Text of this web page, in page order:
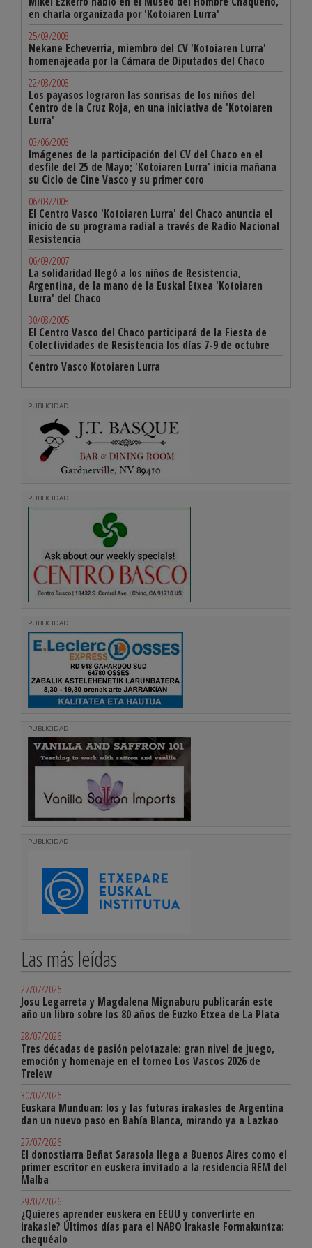
en charla organizada por 'Kotoiaren Lurra'
25/09/2008
Nekane Echeverria, miembro del CV 'Kotoiaren Lurra'
homenajeada por la Cámara de Diputados del Chaco
22/08/2008
Los payasos lograron las sonrisas de los niños del
Centro de la Cruz Roja, en una iniciativa de 'Kotoiaren
Lurra'
03/06/2008
Imágenes de la participación del CV del Chaco en el
desfile del 25 de Mayo; 'Kotoiaren Lurra' inicia mañana
su Ciclo de Cine Vasco y su primer coro
06/03/2008
El Centro Vasco 'Kotoiaren Lurra' del Chaco anuncia el
inicio de su programa radial a través de Radio Nacional
Resistencia
06/09/2007
La solidaridad llegó a los niños de Resistencia,
Argentina, de la mano de la Euskal Etxea 'Kotoiaren
Lurra' del Chaco
30/08/2005
El Centro Vasco del Chaco participará de la Fiesta de
Colectividades de Resistencia los días 7-9 de octubre
Centro Vasco Kotoiaren Lurra
PUBLICIDAD
PUBLICIDAD
PUBLICIDAD
PUBLICIDAD
PUBLICIDAD
Las más leídas
27/07/2026
Josu Legarreta y Magdalena Mignaburu publicarán este
año un libro sobre los 80 años de Euzko Etxea de La Plata
28/07/2026
Tres décadas de pasión pelotazale: gran nivel de juego,
emoción y homenaje en el torneo Los Vascos 2026 de
Trelew
30/07/2026
Euskara Munduan: los y las futuras irakasles de Argentina
dan un nuevo paso en Bahía Blanca, mirando ya a Lazkao
27/07/2026
El donostiarra Beñat Sarasola llega a Buenos Aires como el
primer escritor en euskera invitado a la residencia REM del
Malba
29/07/2026
¿Quieres aprender euskera en EEUU y convertirte en
irakasle? Últimos días para el NABO Irakasle Formakuntza:
chequéalo